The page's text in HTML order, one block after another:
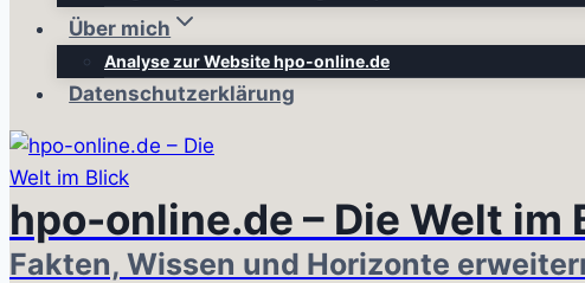
Über mich
Analyse zur Website hpo-online.de
Datenschutzerklärung
hpo-online.de – Die Welt im
Fakten, Wissen und Horizonte